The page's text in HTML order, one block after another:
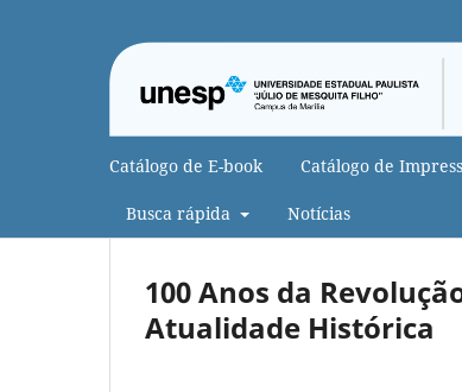
Catálogo de E-book Catálogo de
Busca rápida Notícias
100 Anos da
Atualidade Histórica